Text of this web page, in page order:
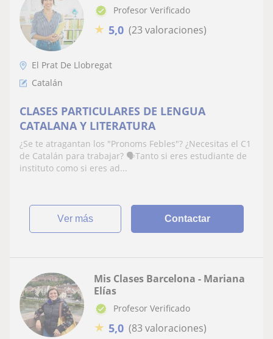
Profesor Verificado
★ 5,0 (23 valoraciones)
El Prat De Llobregat
Catalán
CLASES PARTICULARES DE LENGUA
CATALANA Y LITERATURA
¿Se te atragantan los "Pronoms Febles"? ¿Necesitas el C1
de Catalán para trabajar? 🗣️Tanto si eres estudiante de
instituto como si eres ad...
ver más Contactar
Mis Clases Barcelona - Mariana
Elías
Profesor Verificado
★ 5,0 (83 valoraciones)